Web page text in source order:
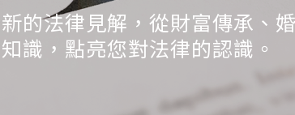
的法律見解，從財富傳承、
識，點亮您對法律的認識。